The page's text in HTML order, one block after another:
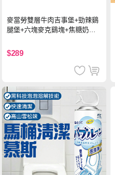
麥當勞雙層牛肉吉事堡+勁辣鷄
腿堡+六塊麥克鷄塊+焦糖奶茶
$289